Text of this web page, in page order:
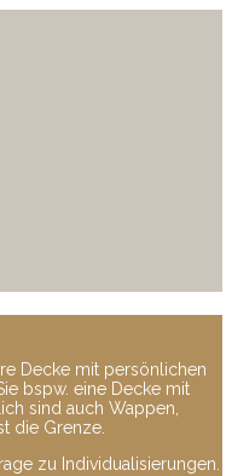
Decke mit persönlichen
bspw. eine Decke mit
sind auch Wappen,
die Grenze.
zu Individualisierungen.